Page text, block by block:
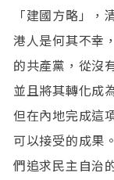
「建國方略」
港人是何其不幸
的共產黨，從沒
並且將其轉化成
但在內地完成這
可以接受的成果
們追求民主自治